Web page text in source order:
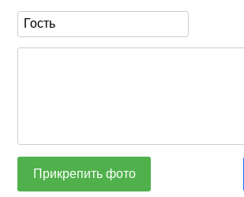
Прикрепить фото